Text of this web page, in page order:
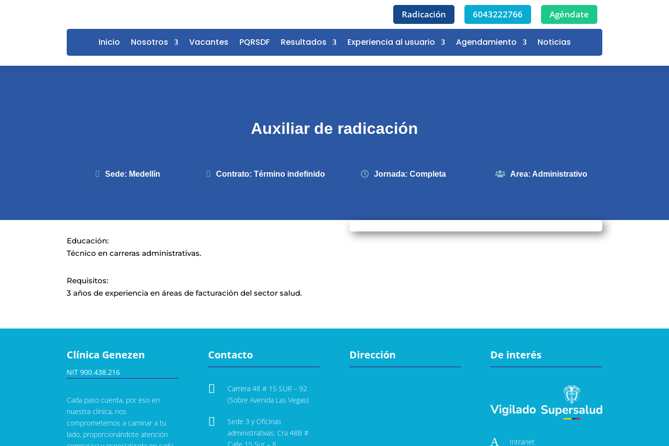
Radicación 6043222766 Agéndate
Inicio Nosotros Vacantes PQRSDF Resultados Experiencia al usuario Agendamiento Noticias
Auxiliar de radicación
Sede: Medellín Contrato:Término indefinido Jornada: Completa Area: Administrativo
Educación:
Técnico en carreras administrativas.
Requisitos:
3 años de experiencia en áreas de facturación del sector salud.
Clínica Genezen
NIT 900.438.216
Cada paso cuenta, por eso en
nuestra clínica, nos
comprometemos a caminar a tu
lado, proporcionándote atención
Contacto

Carrera 48 # 15 SUR – 92
(Sobre Avenida Las Vegas)

Sede 3 y Oficinas
administrativas: Cra 48B #
Dirección De interés
A Intranet